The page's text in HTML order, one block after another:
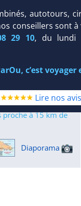
mm
30 °C
3 km
54 % Tx :64 %
à 15 km de
Diaporama
autotours,
conseillers sont
29 10, du lundi
c’est
Lire nos